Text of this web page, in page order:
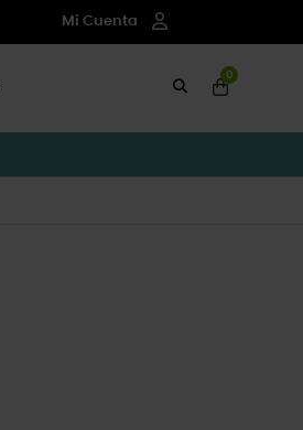
Mi Cuenta
0